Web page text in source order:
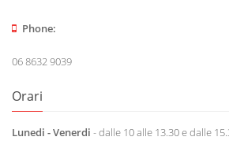
Phone:
06 8632 9039
Orari
Lunedi - Venerdi - dalle 10 alle 13.30 e dalle